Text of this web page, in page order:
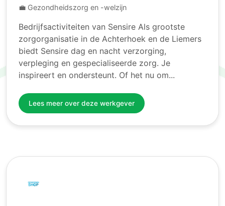
💼 Gezondheidszorg en -welzijn
Bedrijfsactiviteiten van Sensire Als grootste
zorgorganisatie in de Achterhoek en de Liemers
biedt Sensire dag en nacht verzorging,
verpleging en gespecialiseerde zorg. Je
inspireert en ondersteunt. Of het nu om...
Lees meer over deze werkgever